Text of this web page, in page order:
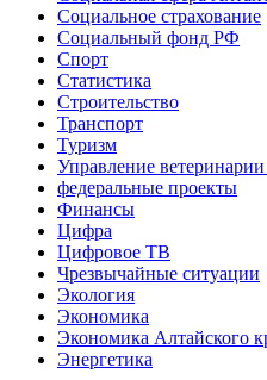
Социальное страхование
Социальный фонд РФ
Спорт
Статистика
Строительство
Транспорт
Туризм
Управление
федеральные проекты
Финансы
Цифра
Цифровое ТВ
Чрезвычайные ситуации
Экология
Экономика
Экономика Алтайского
Энергетика